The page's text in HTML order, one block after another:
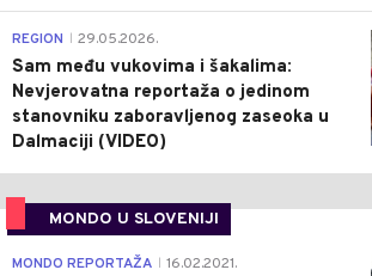
REGION 29.05.2026.
Sam među vukovima i šakalima:
Nevjerovatna reportaža o jedinom
stanovniku zaboravljenog zaseoka u
Dalmaciji (VIDEO)
MONDO U SLOVENIJI
MONDO REPORTAŽA 16.02.2021.